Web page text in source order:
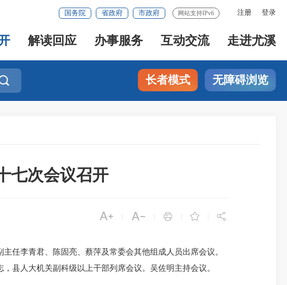
注册 登录
国务院 省政府 市政府 网站支持IPv6
解读回应 办事服务 互动交流 走进尤溪
长者模式 无障碍浏览
七次会议召开
    
李青君、陈固亮、蔡萍及常委会其他组成人员出席会议。
县人大机关副科级以上干部列席会议。吴佐明主持会议。